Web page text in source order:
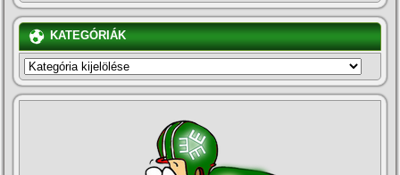
KATEGÓRIÁK
KATEGÓRIÁK